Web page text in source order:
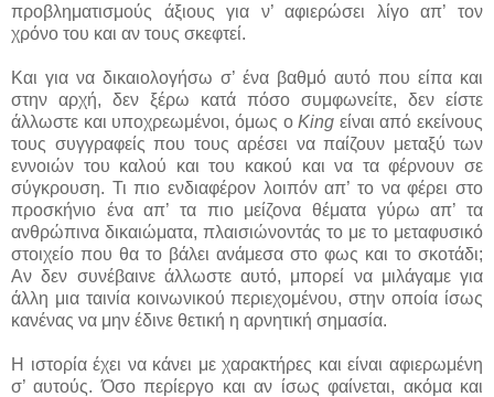
προβληματισμούς άξιους για ν’ αφιερώσει λίγο απ’ τον
χρόνο του και αν τους σκεφτεί.
Και για να δικαιολογήσω σ’ ένα βαθμό αυτό που είπα και
στην αρχή, δεν ξέρω κατά πόσο συμφωνείτε, δεν είστε
άλλωστε και υποχρεωμένοι, όμως οKing είναι από εκείνους
τους συγγραφείς που τους αρέσει να παίζουν μεταξύ των
εννοιών του καλού και του κακού και να τα φέρνουν σε
σύγκρουση. Τι πιο ενδιαφέρον λοιπόν απ’ το να φέρει στο
προσκήνιο ένα απ’ τα πιο μείζονα θέματα γύρω απ’ τα
ανθρώπινα δικαιώματα, πλαισιώνοντάς το με το μεταφυσικό
στοιχείο που θα το βάλει ανάμεσα στο φως και το σκοτάδι;
Αν δεν συνέβαινε άλλωστε αυτό, μπορεί να μιλάγαμε για
άλλη μια ταινία κοινωνικού περιεχομένου, στην οποία ίσως
κανένας να μην έδινε θετική η αρνητική σημασία.
Η ιστορία έχει να κάνει με χαρακτήρες και είναι αφιερωμένη
σ’ αυτούς. Όσο περίεργο και αν ίσως φαίνεται, ακόμα και